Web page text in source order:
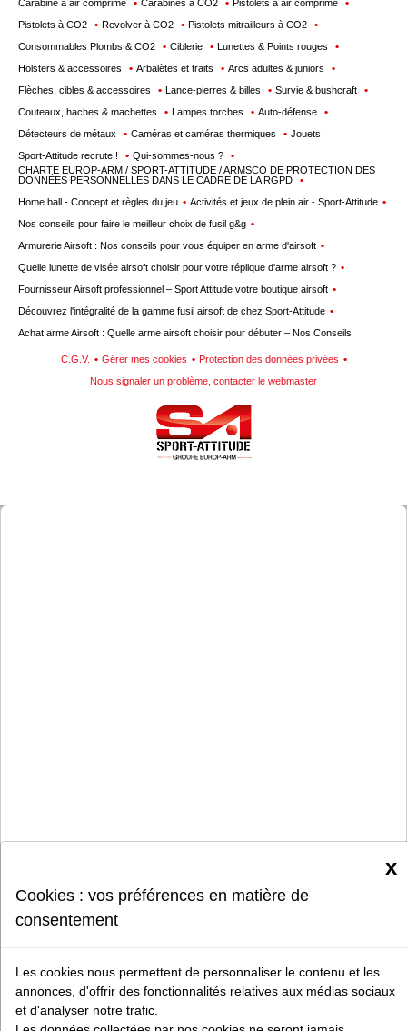
Carabine à air comprimé
Carabines à CO2
Pistolets à air comprimé
Pistolets à CO2
Revolver à CO2
Pistolets mitrailleurs à CO2
Consommables Plombs & CO2
Ciblerie
Lunettes & Points rouges
Holsters & accessoires
Arbalètes et traits
Arcs adultes & juniors
Flèches, cibles & accessoires
Lance-pierres & billes
Survie & bushcraft
Couteaux, haches & machettes
Lampes torches
Auto-défense
Détecteurs de métaux
Caméras et caméras thermiques
Jouets
Sport-Attitude recrute !
Qui-sommes-nous ?
CHARTE EUROP-ARM / SPORT-ATTITUDE / ARMSCO DE PROTECTION DES
DONNÉES PERSONNELLES DANS LE CADRE DE LA RGPD
Home ball - Concept et règles du jeu
Activités et jeux de plein air - Sport-Attitude
Nos conseils pour faire le meilleur choix de fusil g&g
Armurerie Airsoft : Nos conseils pour vous équiper en arme d'airsoft
Quelle lunette de visée airsoft choisir pour votre réplique d'arme airsoft ?
Fournisseur Airsoft professionnel – Sport Attitude votre boutique airsoft
Découvrez l'intégralité de la gamme fusil airsoft de chez Sport-Attitude
Achat arme Airsoft : Quelle arme airsoft choisir pour débuter – Nos Conseils
C.G.V. Gérer mes cookies
Protection des données privées
Nous signaler un problème, contacter le webmaster
Cookies : vos préférences en matière de
consentement
x
Les cookies nous permettent de personnaliser le contenu et les
annonces, d'offrir des fonctionnalités relatives aux médias sociaux
et d'analyser notre trafic.